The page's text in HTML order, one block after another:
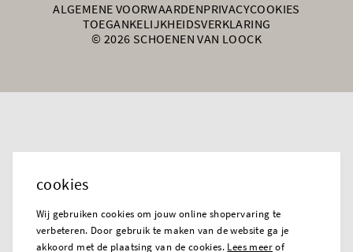
ALGEMENE VOORWAARDENPRIVACYCOOKIES
TOEGANKELIJKHEIDSVERKLARING
© 2026 SCHOENEN VAN LOOCK
cookies
Wij gebruiken cookies om jouw online shopervaring te
verbeteren. Door gebruik te maken van de website ga je
akkoord met de plaatsing van de cookies. Lees meerof